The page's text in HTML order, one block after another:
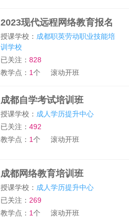
2023现代远程网络教育报名
入口
授课学校： 成都职英劳动职业技能培
训学校
已关注：828
教学点： 1个 滚动开班
成都自学考试培训班
授课学校： 成人学历提升中心
已关注：492
教学点： 1个 滚动开班
成都网络教育培训班
授课学校： 成人学历提升中心
已关注： 269
教学点： 1个 滚动开班